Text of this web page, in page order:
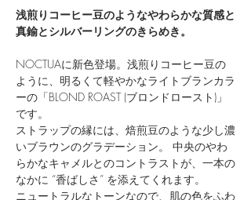
浅煎りコーヒー豆のようなやわらかな質感と
真鍮とシルバーリングのきらめき。
NOCTUAに新色登場。浅煎りコーヒー豆の
ように、明るくて軽やかなライトブランカラ
ーの「BLOND ROAST (ブロンドロースト)」
です。
ストラップの縁には、焙煎豆のような少し濃
いブラウンのグラデーション。 中央のやわ
らかなキャメルとのコントラストが、一本の
なかに “香ばしさ” を添えてくれます。
ニュートラルなトーンなので、肌の色をふわ